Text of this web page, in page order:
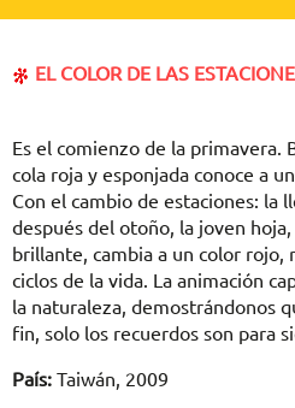
EL COLOR DE LAS
Es el comienzo de la primavera.
cola roja y esponjada conoce a
Con el cambio de estaciones: la
después del otoño, la joven
brillante, cambia a un color rojo,
ciclos de la vida. La animación
la naturaleza, demostrándonos
fin, solo los recuerdos son para
País: Taiwán, 2009